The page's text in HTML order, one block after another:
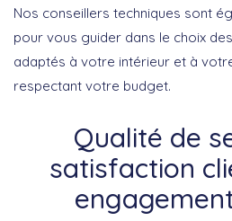
Nos conseillers techniques sont
pour vous guider dans le choix
adaptés à votre intérieur et à
respectant votre budget.
Qualité de
satisfaction